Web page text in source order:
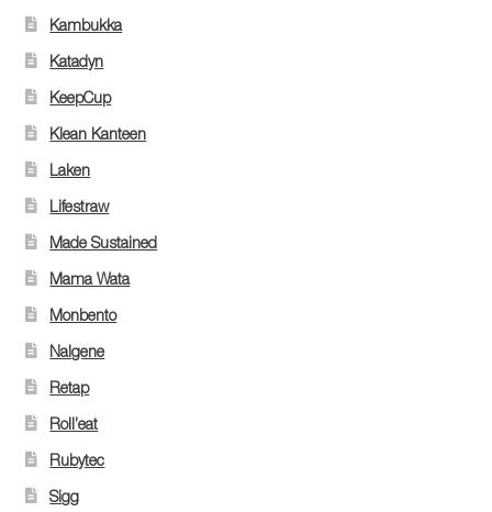
Kambukka
Katadyn
KeepCup
Klean Kanteen
Laken
Lifestraw
Made Sustained
Mama Wata
Monbento
Nalgene
Retap
Roll’eat
Rubytec
Sigg